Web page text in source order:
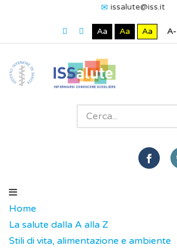
issalute@iss.it
Aa Aa Aa A-
Home
La salute dalla A alla Z
Stili di vita, alimentazione e ambiente